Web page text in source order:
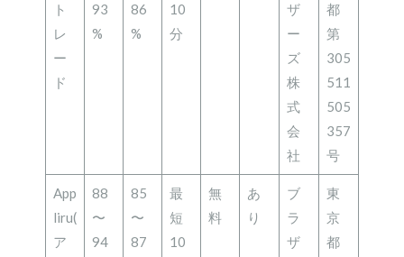
ト
レ
ー
ド
93
%
86
%
10
分
ザ
ー
ズ
株
式
会
社
都
第
305
511
505
357
号
App
liru(
ア
88
〜
94
85
〜
87
最
短
10
無
料
あ
り
ブ
ラ
ザ
東
京
都